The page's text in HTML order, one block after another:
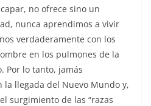
no ofrece sino un
nunca aprendimos a vivir
verdaderamente con los
en los pulmones de la
Por lo tanto, jamás
llegada del Nuevo Mundo y,
surgimiento de las “razas